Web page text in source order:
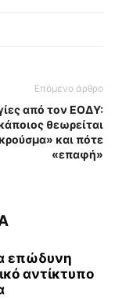
Επόμενο άρθρο
από τον ΕΟΔΥ:
θεωρείται
και πότε
«επαφή»
επώδυνη
αντίκτυπο